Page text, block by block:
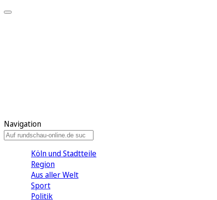
Navigation
Köln und Stadtteile
Region
Aus aller Welt
Sport
Politik